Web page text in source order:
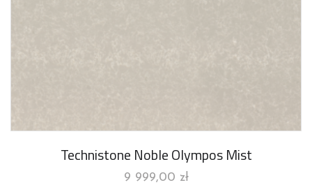
Technistone Noble Olympos Mist
9 999,00 zł